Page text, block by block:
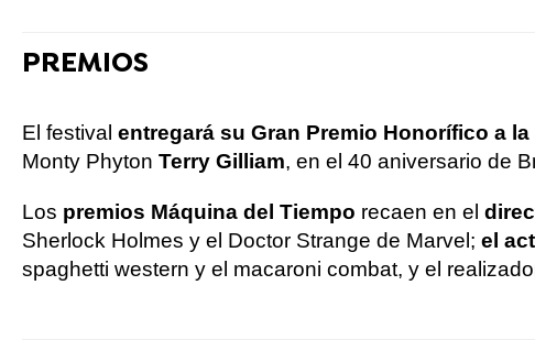
PREMIOS
El festival entregará su Gran Premio Honorífico a
Monty Phyton Terry Gilliam, en el 40 aniversario de
Los premios Máquina del Tiempo recaen en el
Sherlock Holmes y el Doctor Strange de Marvel; el
spaghetti western y el macaroni combat, y el